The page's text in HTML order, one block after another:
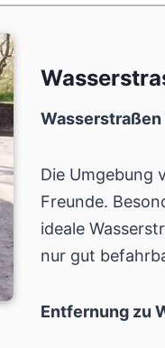
Wasserstraßen
Die Umgebung
Freunde.
ideale
nur gut
Entfernung zu